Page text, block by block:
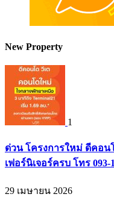
New Property
1
ด่วน โครงการใหม่ ดีคอน
เฟอร์นิเจอร์ครบ โทร 093-
29 เมษายน 2026